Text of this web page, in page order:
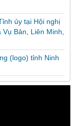
ủy tại Hội nghị
Bản, Liên Minh,
(logo) tỉnh Ninh